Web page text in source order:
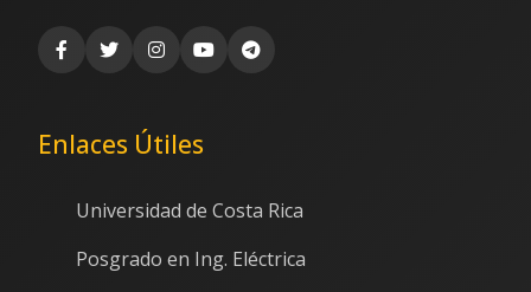
Enlaces Útiles
Universidad de Costa Rica
Posgrado en Ing. Eléctrica